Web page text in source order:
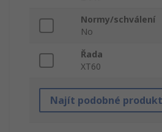
Normy/schválení
No
Řada
XT60
Najít podobné